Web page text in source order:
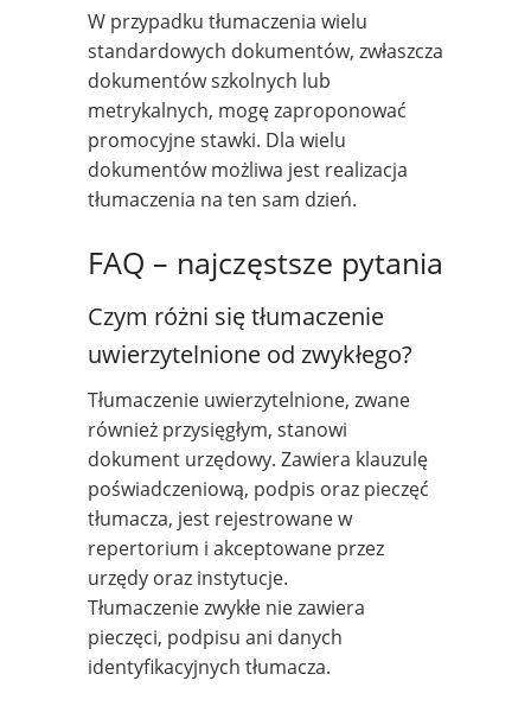
W przypadku tłumaczenia wielu
standardowych dokumentów, zwłaszcza
dokumentów szkolnych lub
metrykalnych, mogę zaproponować
promocyjne stawki. Dla wielu
dokumentów możliwa jest realizacja
tłumaczenia na ten sam dzień.
FAQ – najczęstsze pytania
Czym różni się tłumaczenie
uwierzytelnione od zwykłego?
Tłumaczenie uwierzytelnione, zwane
również przysięgłym, stanowi
dokument urzędowy. Zawiera klauzulę
poświadczeniową, podpis oraz pieczęć
tłumacza, jest rejestrowane w
repertorium i akceptowane przez
urzędy oraz instytucje.
Tłumaczenie zwykłe nie zawiera
pieczęci, podpisu ani danych
identyfikacyjnych tłumacza.